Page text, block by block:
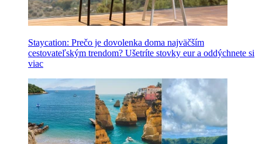
Staycation: Prečo je dovolenka doma najväčším
cestovateľským trendom? Ušetríte stovky eur a oddýchnete si
viac